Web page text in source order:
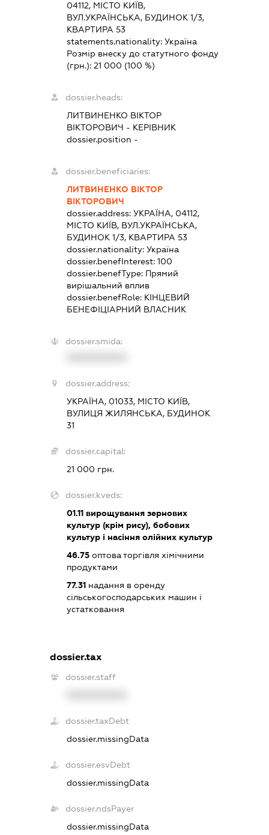
04112, МІСТО КИЇВ,
ВУЛ.УКРАЇНСЬКА, БУДИНОК 1/3,
КВАРТИРА 53
statements.nationality: Україна
Розмір внеску до статутного фонду
(грн.): 21 000 (100 %)
dossier.heads:
ЛИТВИНЕНКО ВІКТОР
ВІКТОРОВИЧ - КЕРІВНИК
dossier.position -
dossier.beneficiaries:
ЛИТВИНЕНКО ВІКТОР
ВІКТОРОВИЧ
dossier.address: УКРАЇНА, 04112,
МІСТО КИЇВ, ВУЛ.УКРАЇНСЬКА,
БУДИНОК 1/3, КВАРТИРА 53
dossier.nationality: Україна
dossier.benefInterest: 100
dossier.benefType: Прямий
вирішальний вплив
dossier.benefRole: КІНЦЕВИЙ
БЕНЕФІЦІАРНИЙ ВЛАСНИК
dossier.smida:
dossier.address:
УКРАЇНА, 01033, МІСТО КИЇВ,
ВУЛИЦЯ ЖИЛЯНСЬКА, БУДИНОК
31
dossier.capital:
21 000 грн.
dossier.kveds:
01.11вирощування зернових
культур (крім рису), бобових
культур і насіння олійних культур
46.75оптова торгівля хімічними
продуктами
77.31надання в оренду
сільськогосподарських машин і
устатковання
dossier.tax
dossier.staff
dossier.taxDebt
dossier.missingData
dossier.esvDebt
dossier.missingData
dossier.ndsPayer
dossier.missingData